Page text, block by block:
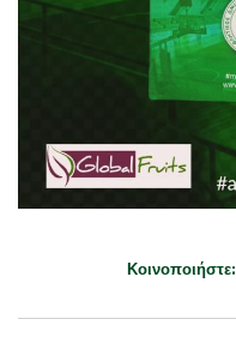
Κοινοποιήστε: